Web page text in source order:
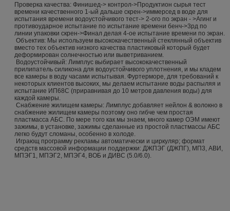
Проверка качества: Финишед-> контрол->Продуктион сырья тест
времени качественного 1-ый дальше скрен->иммерсед в воде для
испытания времени водоустойчивого тест-> 2-ого по экран - >Агинг и
противоударное испытание по испытание времени бенч->3рд по
линии упаковки скрен->Финал делая 4-ое испытание времени по экран.
Объектив: Мы используем высококачественный стеклянный объектив
вместо тех объектив низкого качества пластиковый который будет
деформирован солнечностью или выветриванием.
Водоустойчивый: Лимплус выбирает высококачественный
прилипатель силикона для водоустойчивого уплотнения, и мы кладем
все камеры в воду часами испытывая. Фуртерморе, для требований к
некоторых клиентов высоких, мы делаем испытание воды распыляя и
испытание ИП68С (приравнивая до 10 метров давления воды) для
каждой камеры.
Снабжение жилищем камеры: Лимплус добавляет нейлон & волокно в
снабжение жилищем камеры поэтому оно гибче чем простая
пластмасса АБС. По мере того как мы знаем, много камер ОЭМ имеют
зажимы, в установке, зажимы сделанные из простой пластмассы АБС
легко будут сломаны, особенно в холоде.
Играющ программу рекламы автоматически и циркуляр; формат
средств массовой информации поддержки: ДЖПЭГ (ДЖПГ), МП3, АВИ,
МПЭГ1, МПЭГ2, МПЭГ4, ВОБ и ДИВС (5.0/6.0).